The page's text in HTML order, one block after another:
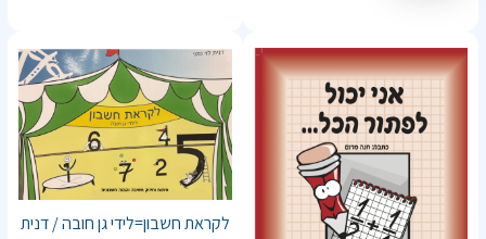
לקראת חשבון=לידי גן חובה / דנית